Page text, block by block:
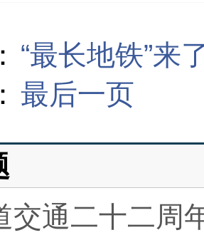
“最长地铁”来
最后一页
交通二十二周